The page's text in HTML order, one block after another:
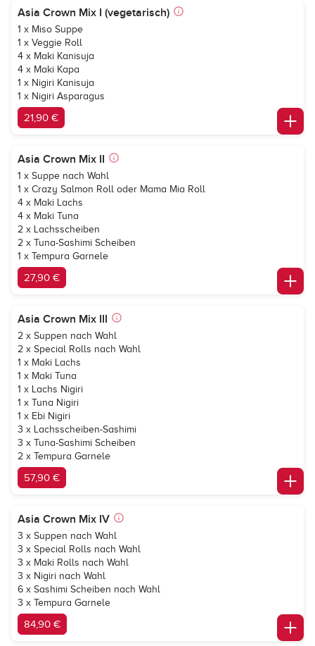
Asia Crown Mix I (vegetarisch)
1 x Miso Suppe
1 x Veggie Roll
4 x Maki Kanisuja
4 x Maki Kapa
1 x Nigiri Kanisuja
1 x Nigiri Asparagus
21,90 €
Asia Crown Mix II
1 x Suppe nach Wahl
1 x Crazy Salmon Roll oder Mama Mia Roll
4 x Maki Lachs
4 x Maki Tuna
2 x Lachsscheiben
2 x Tuna-Sashimi Scheiben
1 x Tempura Garnele
27,90 €
Asia Crown Mix III
2 x Suppen nach Wahl
2 x Special Rolls nach Wahl
1 x Maki Lachs
1 x Maki Tuna
1 x Lachs Nigiri
1 x Tuna Nigiri
1 x Ebi Nigiri
3 x Lachsscheiben-Sashimi
3 x Tuna-Sashimi Scheiben
2 x Tempura Garnele
57,90 €
Asia Crown Mix IV
3 x Suppen nach Wahl
3 x Special Rolls nach Wahl
3 x Maki Rolls nach Wahl
3 x Nigiri nach Wahl
6 x Sashimi Scheiben nach Wahl
3 x Tempura Garnele
84,90 €